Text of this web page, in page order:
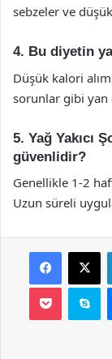
sebzeler ve
4. Bu diyetin
Düşük kalori
sorunlar gibi yan
5. Yağ Yakıcı
güvenlidir?
Genellikle 1-2
Uzun süreli
Facebook
X
Pocket